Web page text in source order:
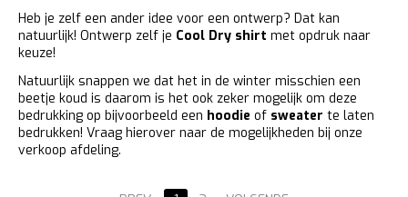
Heb je zelf een ander idee voor een ontwerp? Dat kan
natuurlijk! Ontwerp zelf je Cool Dry shirt met opdruk naar
keuze!
Natuurlijk snappen we dat het in de winter misschien een
beetje koud is daarom is het ook zeker mogelijk om deze
bedrukking op bijvoorbeeld een hoodie of sweater te laten
bedrukken! Vraag hierover naar de mogelijkheden bij onze
verkoop afdeling.